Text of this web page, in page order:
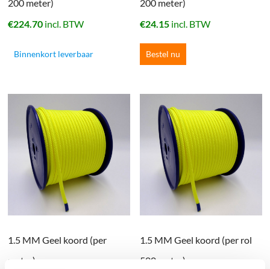
200 meter)
€224.70 incl. BTW
Binnenkort leverbaar
200 meter)
€24.15 incl. BTW
Bestel nu
1.5 MM Geel koord (per
meter)
1.5 MM Geel koord (per rol
500 meter)